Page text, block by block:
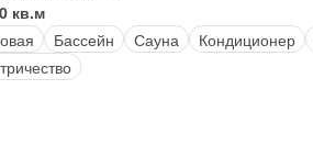
кв.м
Бассейн Сауна Кондиционер